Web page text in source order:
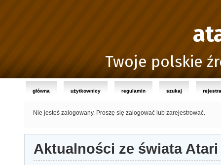
Twoje polskie
główna użytkownicy regulamin szukaj
Nie jesteś zalogowany. Proszę się zalogować lub zarejestrować.
Aktualności ze świata Atari